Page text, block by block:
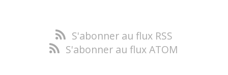
S'abonner au flux RSS
S'abonner au flux ATOM